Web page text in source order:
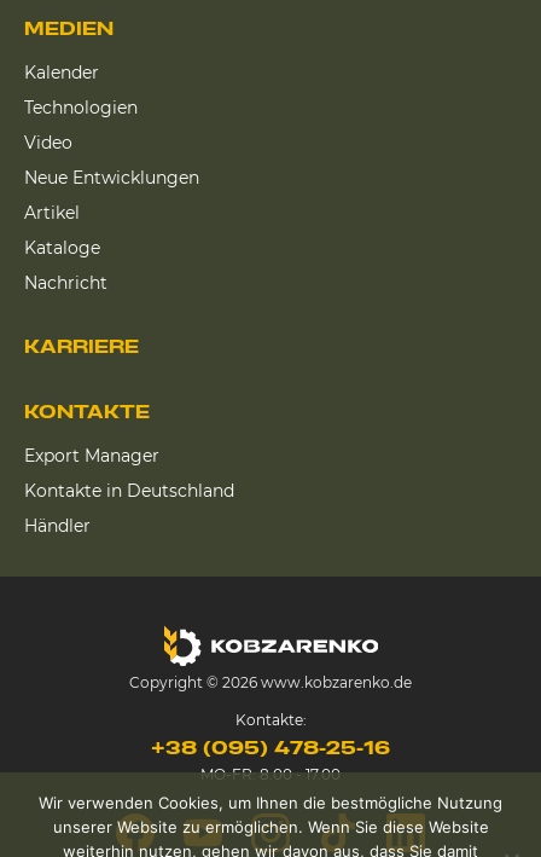
KARRIERE
MEDIEN
Kalender
Technologien
Video
Neue Entwicklungen
Artikel
Kataloge
Nachricht
KONTAKTE
Export Manager
Kontakte in Deutschland
Händler
Copyright © 2026 www.kobzarenko.de
Kontakte:
+38 (095) 478-25-16
MO-FR: 8.00 - 17.00
Wir verwenden Cookies, um Ihnen die bestmögliche Nutzung
unserer Website zu ermöglichen. Wenn Sie diese Website
weiterhin nutzen, gehen wir davon aus, dass Sie damit